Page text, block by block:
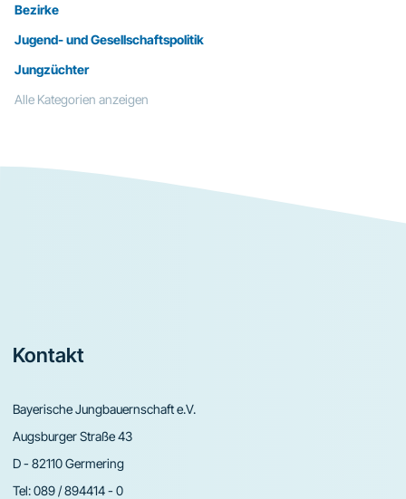
Bezirke
Jugend- und Gesellschaftspolitik
Jungzüchter
Alle Kategorien anzeigen
Footer
Kontakt
Bayerische Jungbauernschaft e.V.
Augsburger Straße 43
D - 82110 Germering
Tel:089 / 894414 - 0